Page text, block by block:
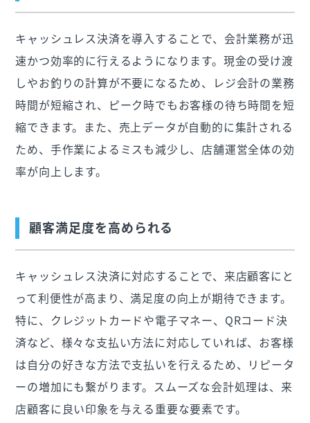
キャッシュレス決済を導入することで、会計業務が迅
速かつ効率的に行えるようになります。現金の受け渡
しやお釣りの計算が不要になるため、レジ会計の業務
時間が短縮され、ピーク時でもお客様の待ち時間を短
縮できます。また、売上データが自動的に集計される
ため、手作業によるミスも減少し、店舗運営全体の効
率が向上します。
顧客満足度を高められる
キャッシュレス決済に対応することで、来店顧客にと
って利便性が高まり、満足度の向上が期待できます。
特に、クレジットカードや電子マネー、QRコード決
済など、様々な支払い方法に対応していれば、お客様
は自分の好きな方法で支払いを行えるため、リピータ
ーの増加にも繋がります。スムーズな会計処理は、来
店顧客に良い印象を与える重要な要素です。